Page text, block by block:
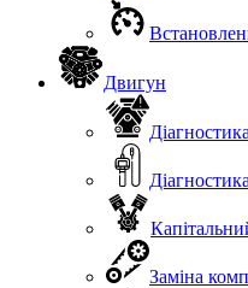
Двигун
Заміна